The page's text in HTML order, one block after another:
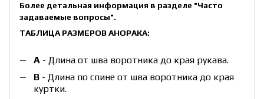
Более детальная информация в разделе "Часто
задаваемые вопросы".
ТАБЛИЦА РАЗМЕРОВ АНОРАКА:
А - Длина от шва воротника до края рукава.
B - Длина по спине от шва воротника до края
куртки.